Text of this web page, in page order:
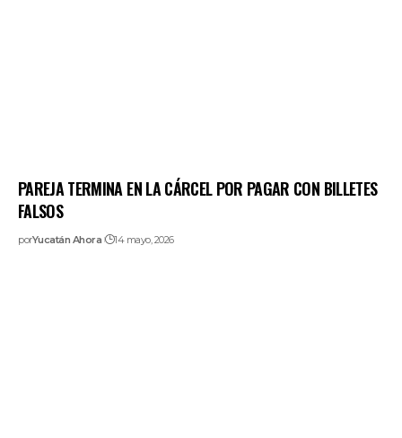
PAREJA TERMINA EN LA CÁRCEL POR PAGAR CON BILLETES
FALSOS
porYucatán Ahora 14 mayo, 2026